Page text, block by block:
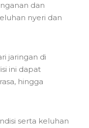
dan
nyeri dan
jaringan di
ini dapat
hingga
serta keluhan